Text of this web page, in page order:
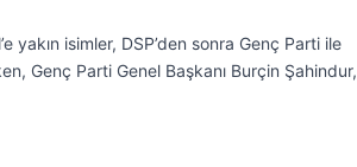
isimler, DSP’den sonra Genç Parti ile
Genç Parti Genel Başkanı Burçin Şahindur,